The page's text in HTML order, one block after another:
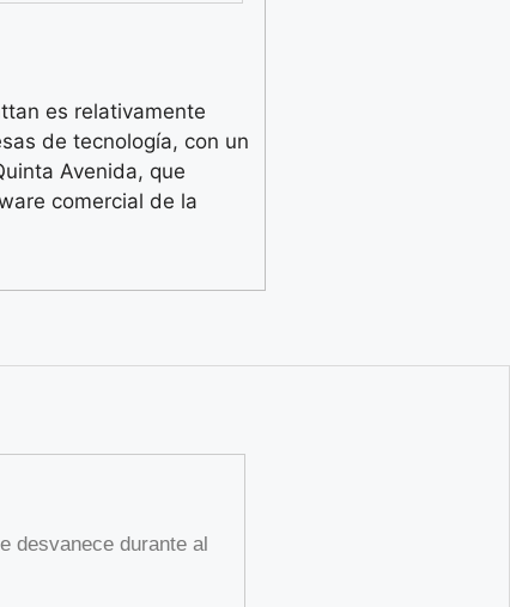
es relativamente
de tecnología, con un
Avenida, que
comercial de la
desvanece durante al